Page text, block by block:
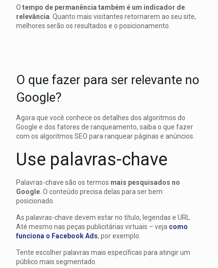
O tempo de permanência também é um indicador de
relevância . Quanto mais visitantes retornarem ao seu site,
melhores serão os resultados e o posicionamento.
O que fazer para ser relevante no
Google?
Agora que você conhece os detalhes dos algoritmos do
Google e dos fatores de ranqueamento, saiba o que fazer
com os algoritmos SEO para ranquear páginas e anúncios.
Use palavras-chave
Palavras-chave são os termos mais pesquisados ​​no
Google . O conteúdo precisa delas para ser bem
posicionado.
As palavras-chave devem estar no título, legendas e URL.
Até mesmo nas peças publicitárias virtuais – veja como
funciona o Facebook Ads, por exemplo.
Tente escolher palavras mais específicas para atingir um
público mais segmentado.